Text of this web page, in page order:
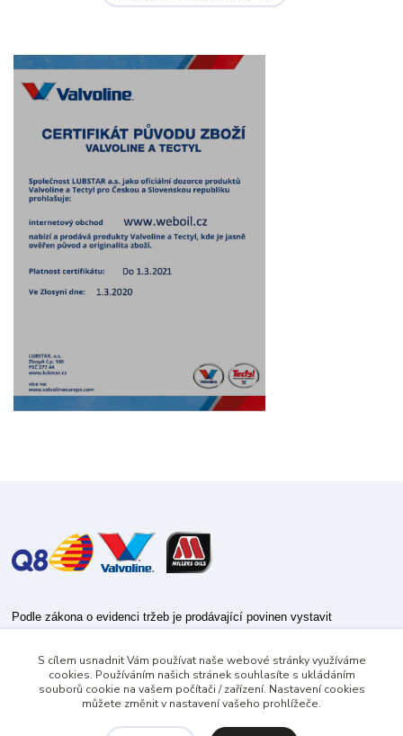
Podle zákona o evidenci tržeb je prodávající povinen vystavit
Zároveň je povinen zaevidovat přijatou tržbu u správce daně online; v
případě technického výpadku pak nejpozději do 48 hodin.
S cílem usnadnit Vám používat naše webové stránky využíváme
cookies. Používáním našich stránek souhlasíte s ukládáním
souborů cookie na vašem počítači / zařízení. Nastavení cookies
můžete změnit v nastavení vašeho prohlížeče.